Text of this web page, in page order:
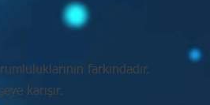
farkındadır.
karışır.